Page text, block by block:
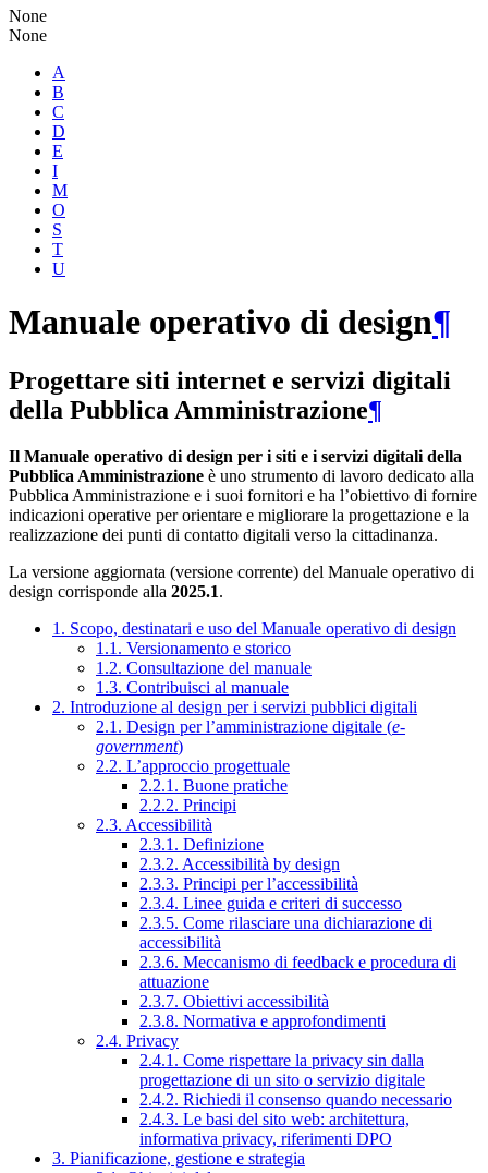
None
None
A
B
C
D
E
I
M
O
S
T
U
Manuale operativo di design¶
Progettare siti internet e servizi digitali
della Pubblica Amministrazione¶
Il Manuale operativo di design per i siti e i servizi digitali della
Pubblica Amministrazione è uno strumento di lavoro dedicato alla
Pubblica Amministrazione e i suoi fornitori e ha l’obiettivo di fornire
indicazioni operative per orientare e migliorare la progettazione e la
realizzazione dei punti di contatto digitali verso la cittadinanza.
La versione aggiornata (versione corrente) del Manuale operativo di
design corrisponde alla 2025.1.
1. Scopo, destinatari e uso del Manuale operativo di design
1.1. Versionamento e storico
1.2. Consultazione del manuale
1.3. Contribuisci al manuale
2. Introduzione al design per i servizi pubblici digitali
2.1. Design per l’amministrazione digitale (e-
government)
2.2. L’approccio progettuale
2.2.1. Buone pratiche
2.2.2. Principi
2.3. Accessibilità
2.3.1. Definizione
2.3.2. Accessibilità by design
2.3.3. Principi per l’accessibilità
2.3.4. Linee guida e criteri di successo
2.3.5. Come rilasciare una dichiarazione di
accessibilità
2.3.6. Meccanismo di feedback e procedura di
attuazione
2.3.7. Obiettivi accessibilità
2.3.8. Normativa e approfondimenti
2.4. Privacy
2.4.1. Come rispettare la privacy sin dalla
progettazione di un sito o servizio digitale
2.4.2. Richiedi il consenso quando necessario
2.4.3. Le basi del sito web: architettura,
informativa privacy, riferimenti DPO
3. Pianificazione, gestione e strategia